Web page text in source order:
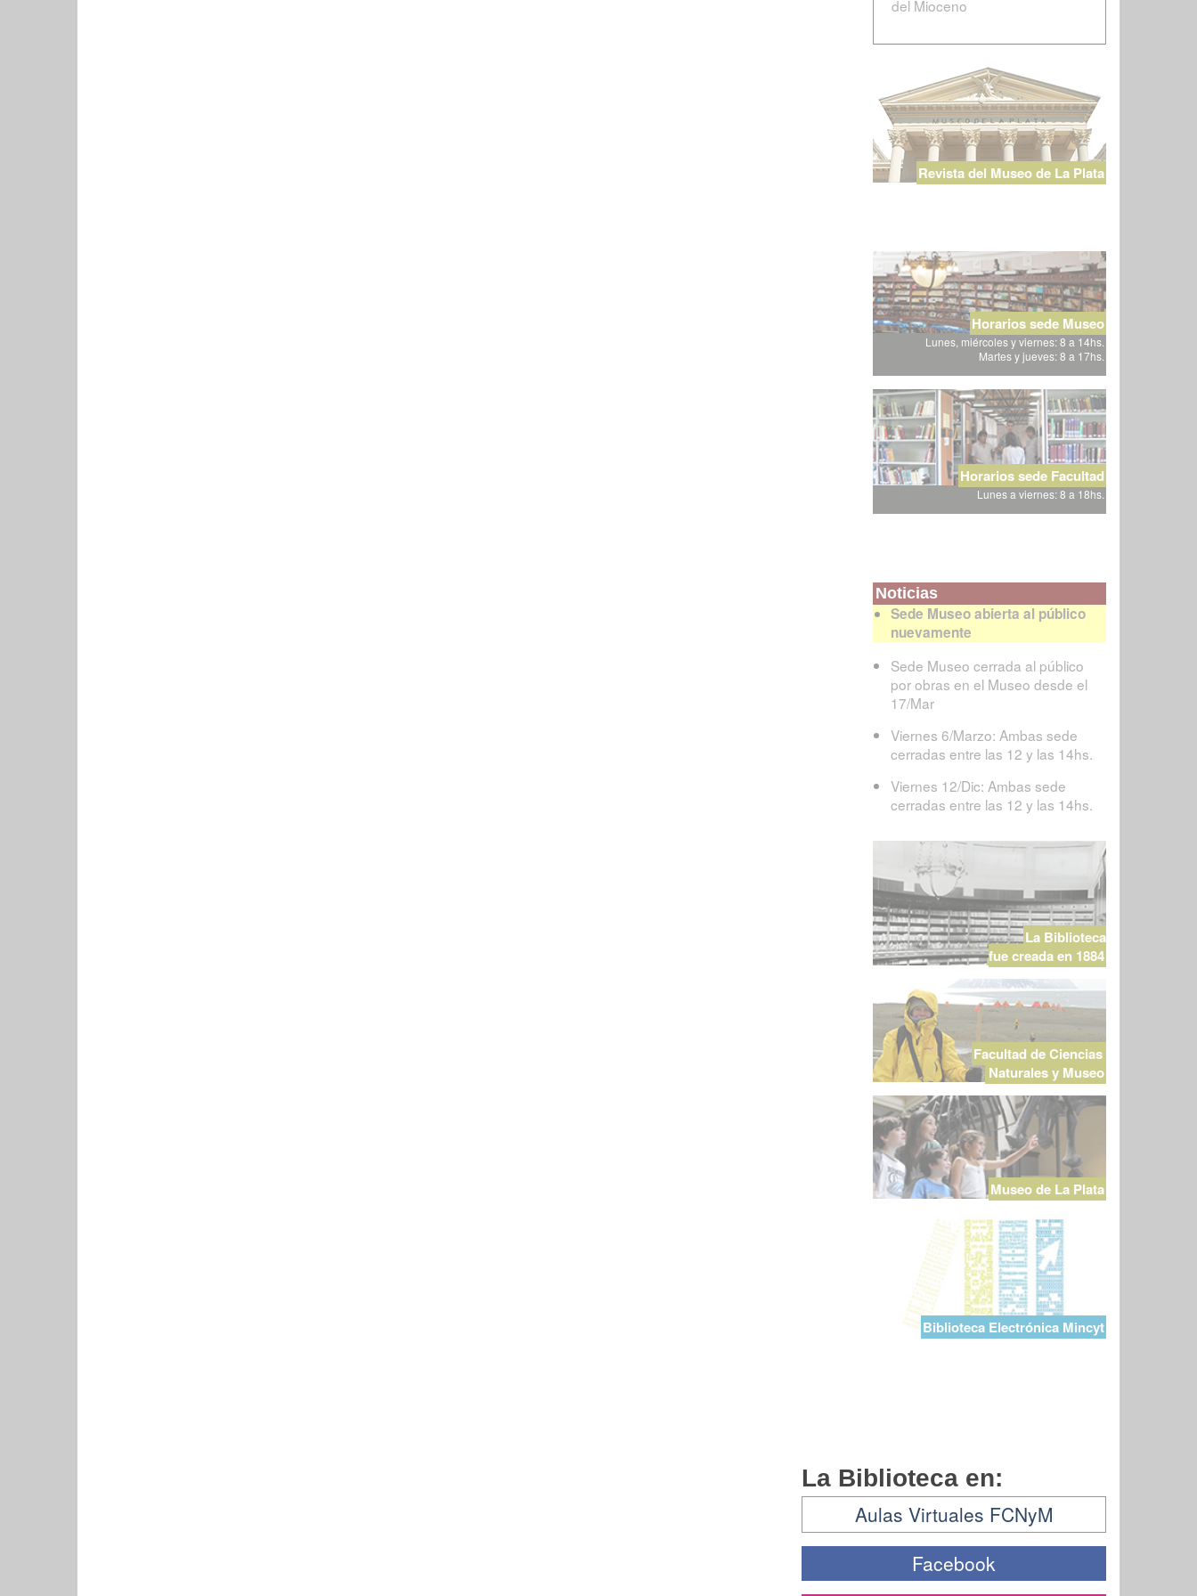
del Mioceno
Revista del Museo de La Plata
Horarios sede Museo
Lunes, miércoles y viernes: 8 a 14hs.
Martes y jueves: 8 a 17hs.
Horarios sede Facultad
Lunes a viernes: 8 a 18hs.
Noticias
Sede Museo abierta al público
nuevamente
Sede Museo cerrada al público
por obras en el Museo desde el
17/Mar
Viernes 6/Marzo: Ambas sede
cerradas entre las 12 y las 14hs.
Viernes 12/Dic: Ambas sede
cerradas entre las 12 y las 14hs.
La Biblioteca
fue creada en 1884
Facultad de Ciencias
Naturales y Museo
Museo de La Plata
Biblioteca Electrónica Mincyt
La Biblioteca en:
Aulas Virtuales FCNyM
Facebook